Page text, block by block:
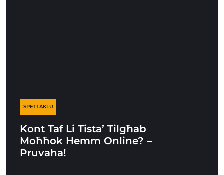
SPETTAKLU
Kont Taf Li Tista’ Tilgħab
Moħħok Hemm Online? –
Pruvaha!